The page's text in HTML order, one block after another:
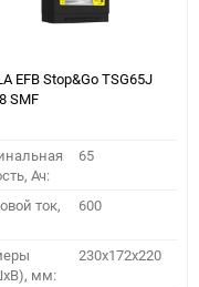
EFB Stop&Go TSG65J
SMF
Ач:
65
ток,
600
мм:
230x172x220